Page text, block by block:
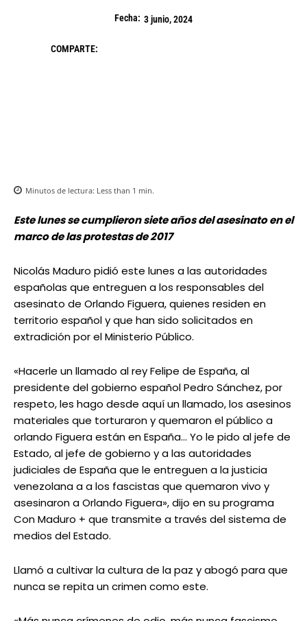
Fecha: 3 junio, 2024
COMPARTE:
Minutos de lectura: Less than 1 min.
Este lunes se cumplieron siete años del asesinato en el
marco de las protestas de 2017
Nicolás Maduro pidió este lunes a las autoridades
españolas que entreguen a los responsables del
asesinato de Orlando Figuera, quienes residen en
territorio español y que han sido solicitados en
extradición por el Ministerio Público.
«Hacerle un llamado al rey Felipe de España, al
presidente del gobierno español Pedro Sánchez, por
respeto, les hago desde aquí un llamado, los asesinos
materiales que torturaron y quemaron el público a
orlando Figuera están en España… Yo le pido al jefe de
Estado, al jefe de gobierno y a las autoridades
judiciales de España que le entreguen a la justicia
venezolana a a los fascistas que quemaron vivo y
asesinaron a Orlando Figuera», dijo en su programa
Con Maduro + que transmite a través del sistema de
medios del Estado.
Llamó a cultivar la cultura de la paz y abogó para que
nunca se repita un crimen como este.